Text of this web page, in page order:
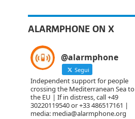
ALARMPHONE ON X
@alarmphone
Segui
Independent support for people
crossing the Mediterranean Sea to
the EU | If in distress, call +49
30220119540 or +33 486517161 |
media: media@alarmphone.org